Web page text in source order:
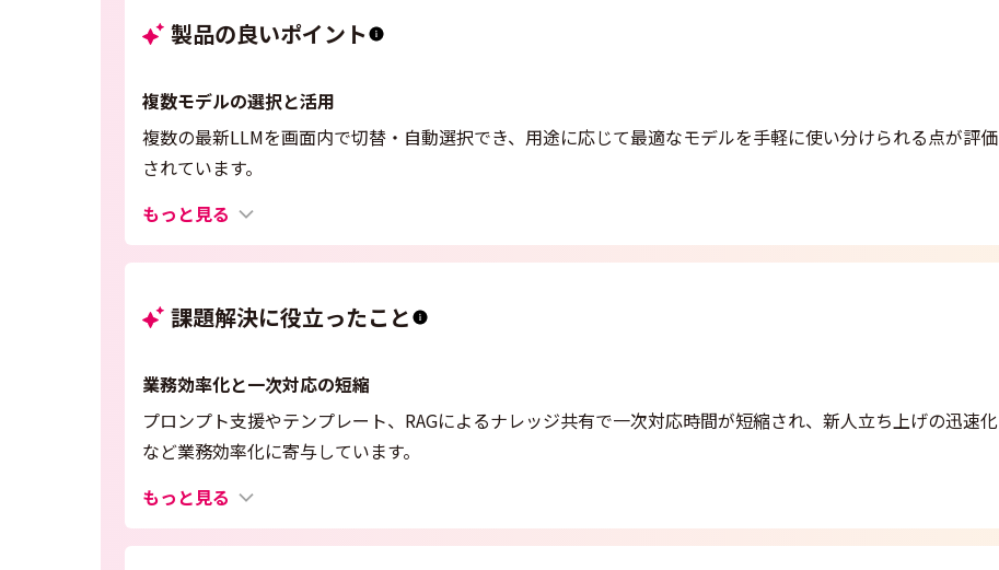
製品の良いポイント
複数モデルの選択と活用
複数の最新LLMを画面内で切替・自動選択でき、用途に応じて最適なモデルを手軽に使い分けられる点が評価
されています。
もっと見る
課題解決に役立ったこと
業務効率化と一次対応の短縮
プロンプト支援やテンプレート、RAGによるナレッジ共有で一次対応時間が短縮され、新人立ち上げの迅速化
など業務効率化に寄与しています。
もっと見る